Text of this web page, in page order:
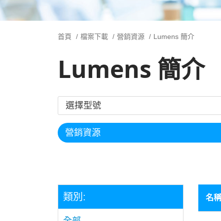
首頁 檔案下載 營銷資源 Lumens 簡介
Lumens 簡介
類別: 名稱